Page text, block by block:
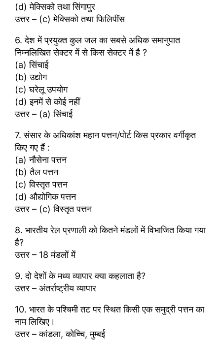
(d) मेक्सिको तथा सिंगापुर
उत्तर – (c) मेक्सिको तथा फिलिपींस
6. देश में प्रयुक्त कुल जल का सबसे अधिक समानुपात
निम्नलिखित सेक्टर में से किस सेक्टर में है ?
(a) सिंचाई
(b) उ‌द्योग
(c) घरेलू उपयोग
(d) इनमें से कोई नहीं
उत्तर – (a) सिंचाई
7. संसार के अधिकांश महान पत्तन/पोर्ट किस प्रकार वर्गीकृत
किए गए हैं :
(a) नौसेना पत्तन
(b) तैल पत्तन
(c) विस्तृत पत्तन
(d) औ‌द्योगिक पत्तन
उत्तर – (c) विस्तृत पत्तन
8. भारतीय रेल प्रणाली को कितने मंडलों में विभाजित किया गया
है?
उत्तर – 18 मंडलों में
9. दो देशों के मध्य व्यापार क्या कहलाता है?
उत्तर – अंतर्राष्ट्रीय व्यापार
10. भारत के पश्चिमी तट पर स्थित किसी एक समुद्री पत्तन का
नाम लिखिए।
उत्तर – कांडला, कोच्चि, मुम्बई